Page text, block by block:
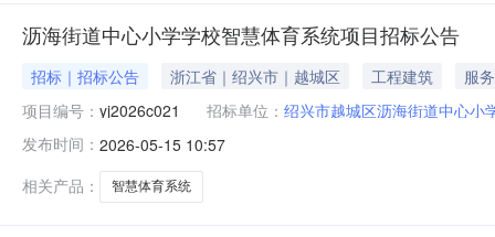
沥海街道中心小学学校智慧体育系统项目招标公告
招标｜招标公告 浙江省｜绍兴市｜越城区 工程建筑
服务
项目编号： yj2026c021 招标单位： 绍兴市越城区沥海街道中心小
发布时间： 2026-05-15 10:57
相关产品：
智慧体育系统